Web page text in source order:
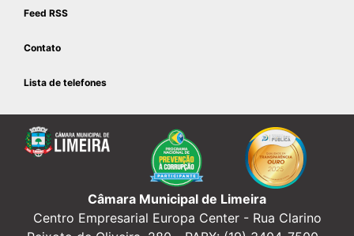
Feed RSS
Contato
Lista de telefones
Câmara Municipal de Limeira
Centro Empresarial Europa Center - Rua Clarino